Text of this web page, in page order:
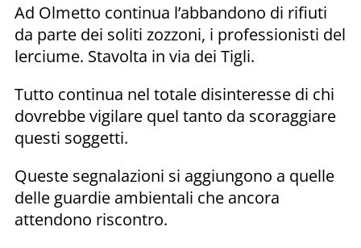
Ad Olmetto continua l’abbandono di rifiuti
da parte dei soliti zozzoni, i professionisti del
lerciume. Stavolta in via dei Tigli.
Tutto continua nel totale disinteresse di chi
dovrebbe vigilare quel tanto da scoraggiare
questi soggetti.
Queste segnalazioni si aggiungono a quelle
delle guardie ambientali che ancora
attendono riscontro.